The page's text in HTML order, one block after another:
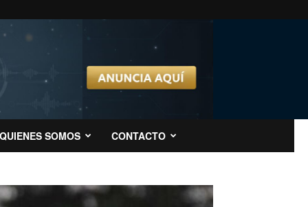
QUIENES SOMOS CONTACTO